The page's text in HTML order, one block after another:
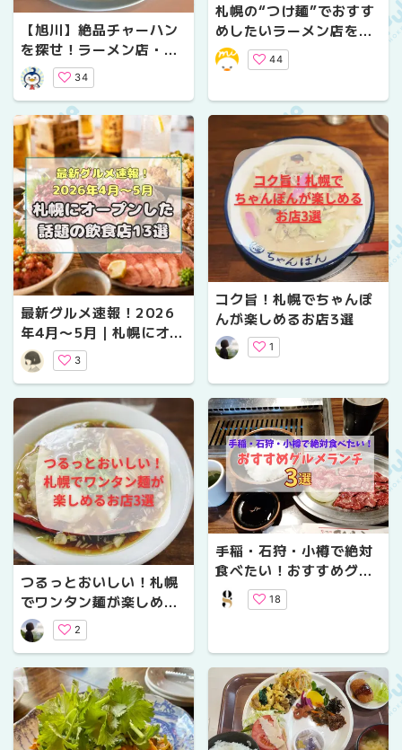
【旭川】絶品チャーハン
を探せ！ラーメン店・食
堂のチャーハンを食べ歩
き
34
札幌の“つけ麺”でおすす
めしたいラーメン店を厳
選してご紹介します！
44
最新グルメ速報！2026
年4月〜5月｜札幌にオー
プンした話題の飲食店13
選
3
コク旨！札幌でちゃんぽ
んが楽しめるお店3選
1
つるっとおいしい！札幌
でワンタン麺が楽しめる
お店3選2
手稲・石狩・小樽で絶対
食べたい！おすすめグル
メランチ3選
18